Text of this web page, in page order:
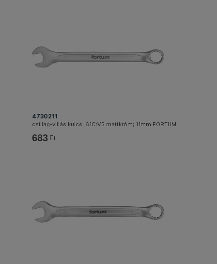
4730211
csillag-villás kulcs, 61CrV5 mattkróm; 11mm FORTUM
683 Ft